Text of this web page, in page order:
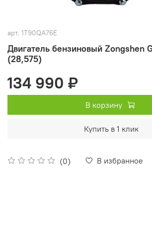
арт. 1T90QA76E
Двигатель бензиновый Zongshen
(28,575)
(0) В избранное
134 990 ₽
В корзину
Купить в 1 клик